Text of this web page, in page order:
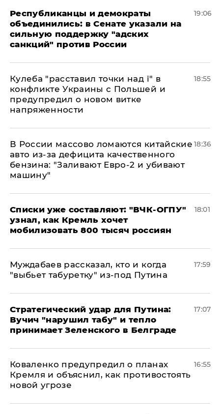
Республиканцы и демократы
объединились: в Сенате указали на
сильную поддержку "адских
санкций" против России
19:06
Кулеба "расставил точки над і" в
конфликте Украины с Польшей и
предупредил о новом витке
напряженности
18:55
В России массово ломаются китайские
авто из-за дефицита качественного
бензина: "Заливают Евро-2 и убивают
машину"
18:36
Списки уже составляют: "ВЧК-ОГПУ"
узнал, как Кремль хочет
мобилизовать 800 тысяч россиян
18:01
Муждабаев рассказал, кто и когда
"выбьет табуретку" из-под Путина
17:59
Стратегический удар для Путина:
Вучич "нарушил табу" и тепло
принимает Зеленского в Белграде
17:07
Коваленко предупредил о планах
Кремля и объяснил, как противостоять
новой угрозе
16:55